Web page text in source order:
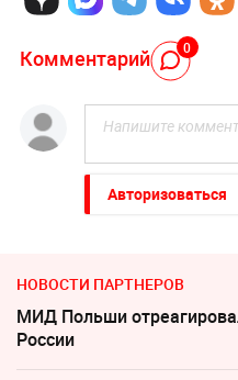
Комментарий 0
Авторизоваться
НОВОСТИ ПАРТНЕРОВ
МИД Польши
России